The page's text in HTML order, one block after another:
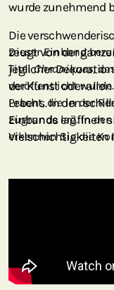
wurde zunehmend
Die
zeugt von der
jeglicher
der Kunst oder
Lebens. In den
Einbands eröffnen
Vielschichtigkeiten
Dieser Einband
TitelChroniques,
veröffentlicht
Pracht, die in der
zugrunde lag. In
erkennen Sie die